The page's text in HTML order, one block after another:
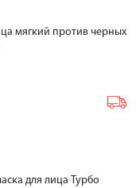
мягкий против черных
для лица Турбо